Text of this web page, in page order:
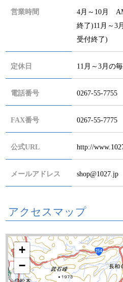
営業時間
4月～10月
終了)11月～3
受付終了)
定休日 11月～3月の
電話番号 0267-55-7755
FAX番号 0267-55-7775
公式URL http://
メールアドレス shop@1027.jp
アクセスマップ
+
−